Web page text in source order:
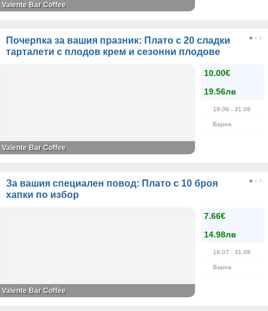
Valente Bar Coffee
Почерпка за вашия празник: Плато с 20 сладки
тарталети с плодов крем и сезонни плодове
10.00€
19.56лв
19.06 - 31.08
Варна
Valente Bar Coffee
За вашия специален повод: Плато с 10 броя
хапки по избор
7.66€
14.98лв
18.07 - 31.08
Варна
Valente Bar Coffee